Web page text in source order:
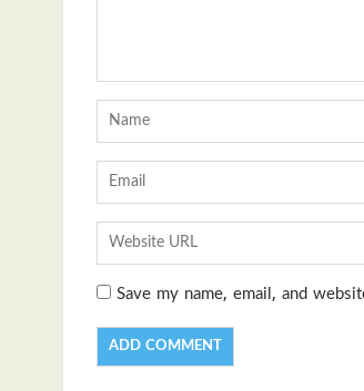
Save my name, email, and